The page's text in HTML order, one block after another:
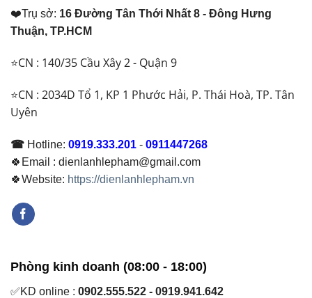
Dùng
Phải
Bảo
Ổn
❤️Trụ sở: 16 Đường Tân Thới Nhất 8 - Đông Hưng
Thuận, TP.HCM
⭐CN : 140/35 Cầu Xây 2 - Quận 9
⭐CN : 2034D Tổ 1, KP 1 Phước Hải, P. Thái Hoà, TP. Tân
Uyên
☎ Hotline: 0919.333.201 - 0911447268
🍀Email : dienlanhlepham@gmail.com
🍀Website: https://dienlanhlepham.vn
Phòng kinh doanh (08:00 - 18:00)
✅KD online : 0902.555.522 - 0919.941.642